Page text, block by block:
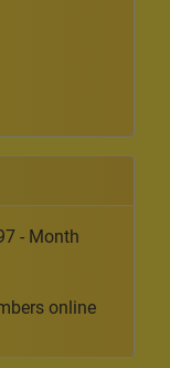
- Month
online